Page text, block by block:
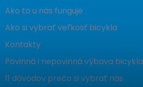
Ako to u nás funguje
Ako si vybrať veľkosť bicykla
Kontakty
Povinná i nepovinná výbava bicykla
11 dôvodov prečo si vybrať nás